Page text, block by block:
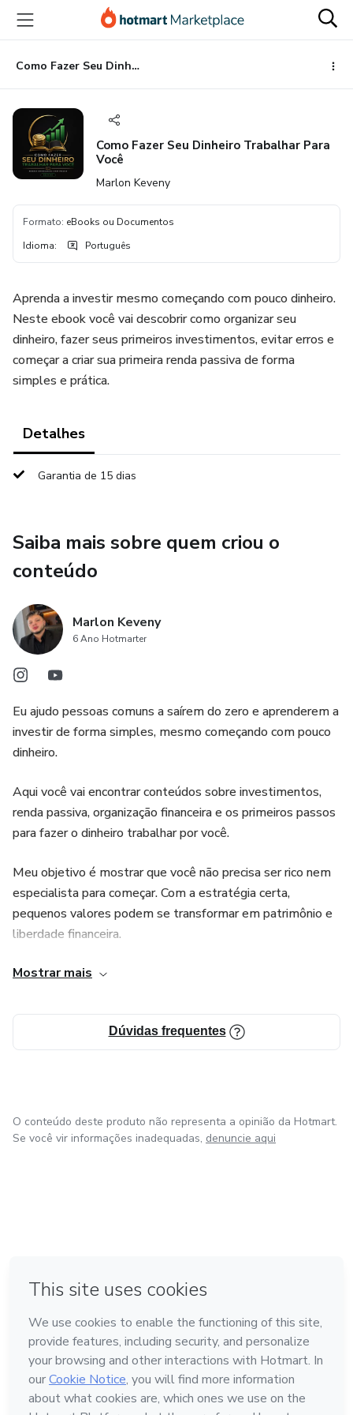
para
conteúdo
principal
para
pagamento
para
rodapé
Como Fazer Seu Dinheiro Trabalhar Para Você
Como Fazer Seu Dinheiro Trabalhar Para
Você
Marlon Keveny
Formato: eBooks ou Documentos
Idioma: Português
Aprenda a investir mesmo começando com pouco dinheiro.
Neste ebook você vai descobrir como organizar seu
dinheiro, fazer seus primeiros investimentos, evitar erros e
começar a criar sua primeira renda passiva de forma
simples e prática.
Detalhes
Garantia de 15 dias
Saiba mais sobre quem criou o
conteúdo
Marlon Keveny
6 Ano Hotmarter
Eu ajudo pessoas comuns a saírem do zero e aprenderem a
investir de forma simples, mesmo começando com pouco
dinheiro.
Aqui você vai encontrar conteúdos sobre investimentos,
renda passiva, organização financeira e os primeiros passos
para fazer o dinheiro trabalhar por você.
Meu objetivo é mostrar que você não precisa ser rico nem
especialista para começar. Com a estratégia certa,
pequenos valores podem se transformar em patrimônio e
liberdade financeira.
Se você quer aprender a investir do jeito certo e começar a
certo.
Mostrar mais
Dúvidas frequentes
O conteúdo deste produto não representa a opinião da Hotmart.
Se você vir informações inadequadas, denuncie aqui
Feito com ❤ na Cidade do México
Conheça a Hotmart